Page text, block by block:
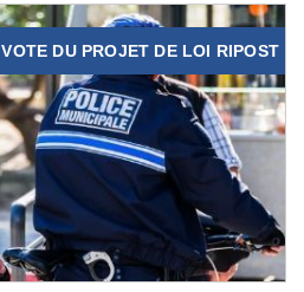
VOTE DU PROJET DE LOI RIPOST